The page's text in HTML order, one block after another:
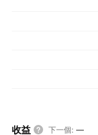
收益 下一個: —